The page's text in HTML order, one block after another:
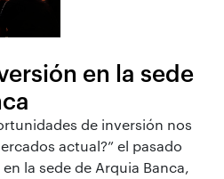
en la sede
de inversión nos
actual?” el pasado
la sede de Arquia Banca,